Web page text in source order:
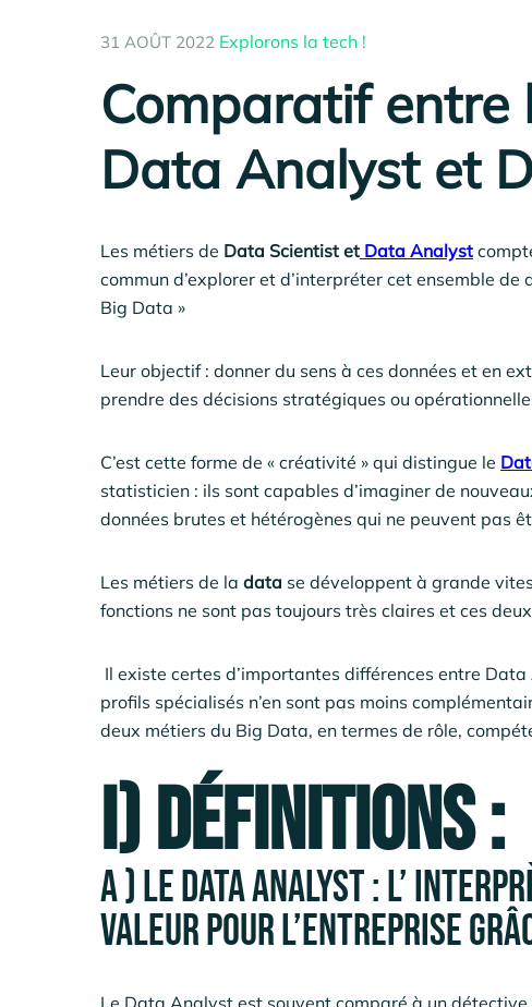
31 AOÛT 2022 Explorons la tech !
Comparatif entre
Data Analyst et
Les métiers de Data Scientist et Data Analyst
commun d’explorer et d’interpréter cet ensemble de
Big Data »
Leur objectif : donner du sens à ces données et en
prendre des décisions stratégiques ou
C’est cette forme de « créativité » qui distingue le
statisticien : ils sont capables d’imaginer de
données brutes et hétérogènes qui ne peuvent pas
Les métiers de la data se développent à grande
fonctions ne sont pas toujours très claires et ces
Il existe certes d’importantes différences entre
profils spécialisés n’en sont pas moins
deux métiers du Big Data, en termes de rôle,
I) Définitions :
A ) Le Data Analyst : l’
valeur pour l’entreprise
Le Data Analyst est souvent comparé à un